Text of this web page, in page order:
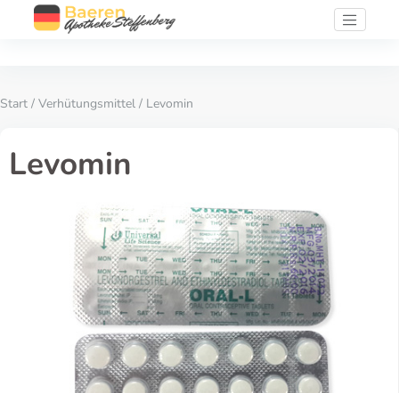
Start / Verhütungsmittel / Levomin
Levomin